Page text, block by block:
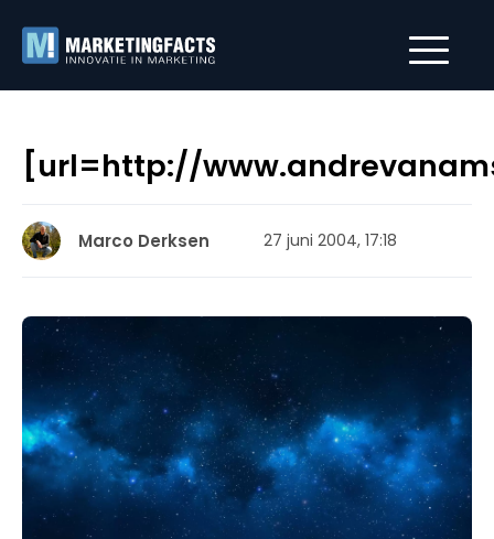
[url=http://
Marco Derksen 27 juni 2004, 17:18